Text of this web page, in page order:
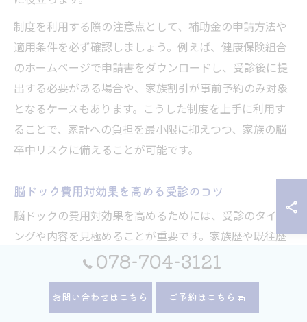
制度を利用する際の注意点として、補助金の申請方法や
適用条件を必ず確認しましょう。例えば、健康保険組合
のホームページで申請書をダウンロードし、受診後に提
出する必要がある場合や、家族割引が事前予約のみ対象
となるケースもあります。こうした制度を上手に利用す
ることで、家計への負担を最小限に抑えつつ、家族の脳
卒中リスクに備えることが可能です。
脳ドック費用対効果を高める受診のコツ
脳ドックの費用対効果を高めるためには、受診のタイミ
ングや内容を見極めることが重要です。家族歴や既往歴
がある場合は、早めに脳ドックを受けることでリスクを
早期に発見し、将来的な医療費の増加を防ぐことができ
ます。また、生活習慣病の診断や治療と組み合わせて受
078-704-3121
お問い合わせはこちら ご予約はこちら